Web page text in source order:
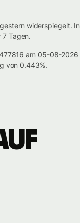
widerspiegelt.
7 Tagen.
am 05-08-
von 0.443%.